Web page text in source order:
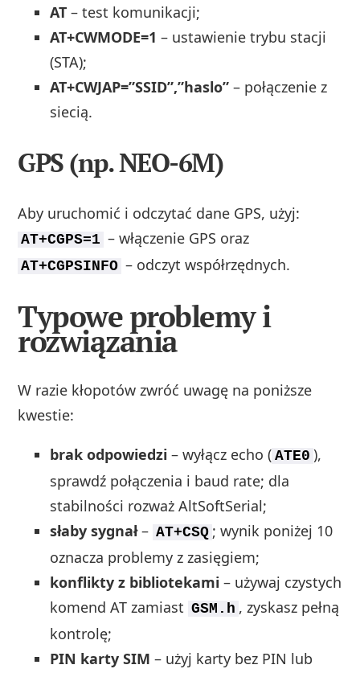
AT – test komunikacji;
AT+CWMODE=1 – ustawienie trybu stacji
(STA);
AT+CWJAP=”SSID”,”haslo” – połączenie z
siecią.
GPS (np. NEO-6M)
Aby uruchomić i odczytać dane GPS, użyj:
AT+CGPS=1 – włączenie GPS oraz
AT+CGPSINFO – odczyt współrzędnych.
Typowe problemy i
rozwiązania
W razie kłopotów zwróć uwagę na poniższe
kwestie:
brak odpowiedzi – wyłącz echo ( ATE0 ),
sprawdź połączenia i baud rate; dla
stabilności rozważ AltSoftSerial;
słaby sygnał– AT+CSQ ; wynik poniżej 10
oznacza problemy z zasięgiem;
konflikty z bibliotekami – używaj czystych
komend AT zamiast GSM.h , zyskasz pełną
kontrolę;
PIN karty SIM – użyj karty bez PIN lub